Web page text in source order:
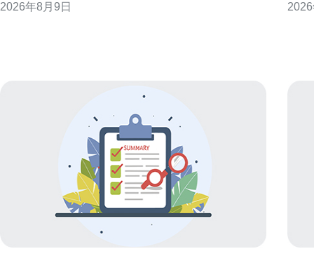
性。 香港国际服务器托管公司的现状与挑战 目前多数
2026年8月9日
据和